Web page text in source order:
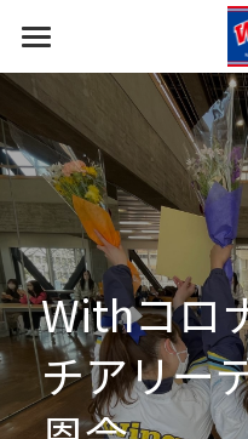
ホーム
報告・挨拶
すべてのカテゴリ
応援の報告
イベント出演の
ご挨拶
部員・コーチ
部の概要
ギャラリー
Withコロ
チアリー